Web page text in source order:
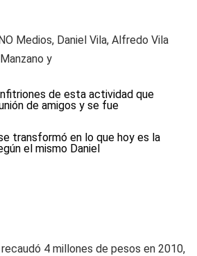
Me­dios, Da­niel Vi­la, Al­fre­do Vi­la
y
de esta actividad que
de amigos y se fue
transformó en lo que hoy es la
el mismo Daniel
4 millones de pesos en 2010,